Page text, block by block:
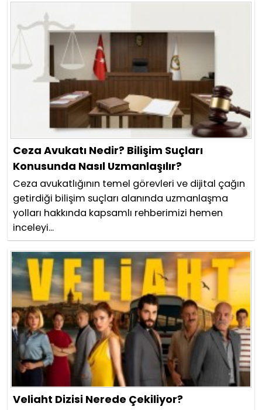
Ceza Avukatı Nedir? Bilişim Suçları
Konusunda Nasıl Uzmanlaşılır?
Ceza avukatlığının temel görevleri ve dijital çağın
getirdiği bilişim suçları alanında uzmanlaşma
yolları hakkında kapsamlı rehberimizi hemen
inceleyi...
Veliaht Dizisi Nerede Çekiliyor?